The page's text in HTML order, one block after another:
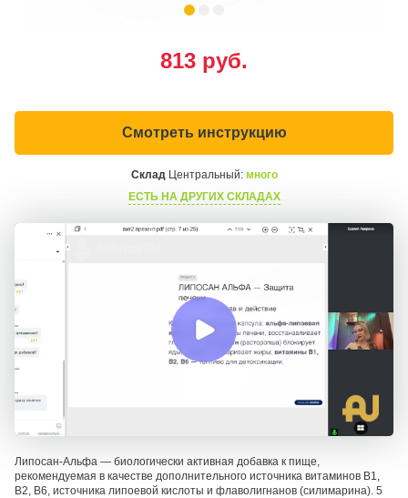
Липосан-Альфа — биологически активная добавка к пище,
рекомендуемая в качестве дополнительного источника витаминов В1,
В2, В6, источника липоевой кислоты и флаволигнанов (силимарина). 5
813 руб.
Смотреть инструкцию
СкладЦентральный: много
ЕСТЬ НА ДРУГИХ СКЛАДАХ